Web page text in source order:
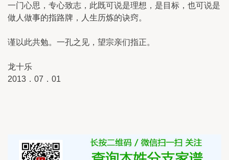
一门心思，专心致志，此既可说是理想，是目标，也可说是
做人做事的指路牌，人生历炼的诀窍。
谨以此共勉。一孔之见，望宗亲们指正。
龙十乐
2013．07．01